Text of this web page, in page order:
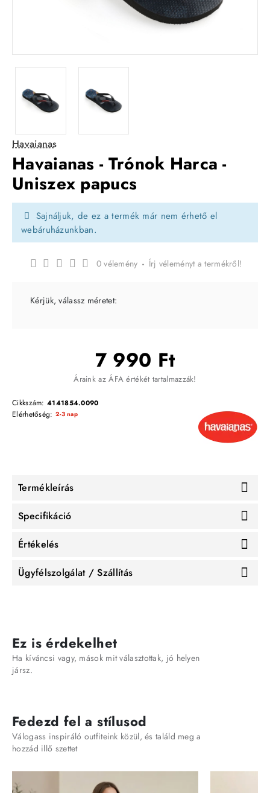
Havaianas
Havaianas - Trónok Harca -
Uniszex papucs
Sajnáljuk, de ez a termék már nem érhető el
webáruházunkban.
0 vélemény - Írj véleményt a termékről!
7 990 Ft
Áraink az ÁFA értékét tartalmazzák!
Cikkszám: 4141854.0090
Elérhetőség: 2-3 nap
Kérjük, válassz méretet:
Termékleírás
Specifikáció
Értékelés
Ügyfélszolgálat / Szállítás
Ez is érdekelhet
Ha kíváncsi vagy, mások mit választottak, jó helyen
jársz.
Fedezd fel a stílusod
Válogass inspiráló outfiteink közül, és találd meg a
hozzád illő szettet